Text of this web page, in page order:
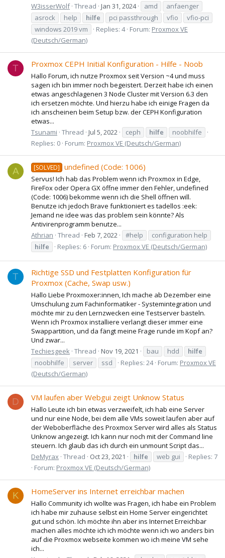
W3isserWolf Thread Jan 31, 2024 amd
anfaenger
asrock
help hilfe pci passthrough vfio
vfio-pci
windows 2019 vm
Replies: 4 Forum: Proxmox VE
(Deutsch/German)
T Proxmox CEPH Initial Konfiguration - Hilfe - Noob
Hallo Forum, ich nutze Proxmox seit Version ~4 und muss
sagen ich bin immer noch begeistert. Derzeit habe ich einen
etwas angeschlagenen 3 Node Cluster mit Version 6.3 den
ich ersetzen möchte. Und hierzu habe ich einige Fragen da
ich anscheinen beim Setup bzw. der CEPH Konfiguration
etwas...
Tsunami Thread Jul 5, 2022 ceph hilfe
noobhilfe
Replies: 0 Forum: Proxmox VE (Deutsch/German)
A [SOLVED] undefined (Code: 1006)
Servus! Ich hab das Problem wenn ich Proxmox in Edge,
FireFox oder Opera GX öffne immer den Fehler, undefined
(Code: 1006) bekomme wenn ich die Shell öffnen will.
Benutze ich jedoch Brave funktioniert es tadellos :eek:
Jemand ne idee was das problem sein könnte? Als
Antivirenprogramm benutze...
Athrian Thread Feb 7, 2022 #help
configuration help
hilfe
Replies: 6 Forum: Proxmox VE (Deutsch/German)
T
Richtige SSD und Festplatten Konfiguration für
Proxmox (Cache, Swap usw.)
Hallo Liebe Proxmoxer:innen, Ich mache ab Dezember eine
Umschulung zum Fachinformatiker - Systemintegration und
möchte mir zu den Lernzwecken eine Testserver basteln.
Wenn ich Proxmox installiere verlangt dieser immer eine
Swappartition, und da fängt meine Frage runde im Kopf an?
Und zwar...
Techiesgeek Thread Nov 19, 2021 bau hdd
hilfe
noobhilfe
server ssd Replies: 24 Forum: Proxmox VE
(Deutsch/German)
D VM laufen aber Webgui zeigt Unknow Status
Hallo Leute ich bin etwas verzweifelt, ich hab eine Server
und nur eine Node, bei dem alle VMs soweit laufen aber auf
der Weboberfläche des Proxmox Server wird alles als Status
Unknow angezeigt. Ich kann nur noch mit der Command line
steuern. Ich glaub das ich durch ein unmount Script das...
DeMyrax Thread Oct 23, 2021 hilfe web gui
Replies: 7
Forum: Proxmox VE (Deutsch/German)
K HomeServer ins Internet erreichbar machen
Hallo Community ich wollte was Fragen, ich habe ein Problem
ich habe mir zuhause selbst ein Home Server eingerichtet
gut und schön. Ich möchte ihn aber ins Internet Erreichbar
machen alles möchte ich ich möchte wenn ich wo anders bin
auf die Proxmox webseite kommen wo ich meine VM sehe
ich...